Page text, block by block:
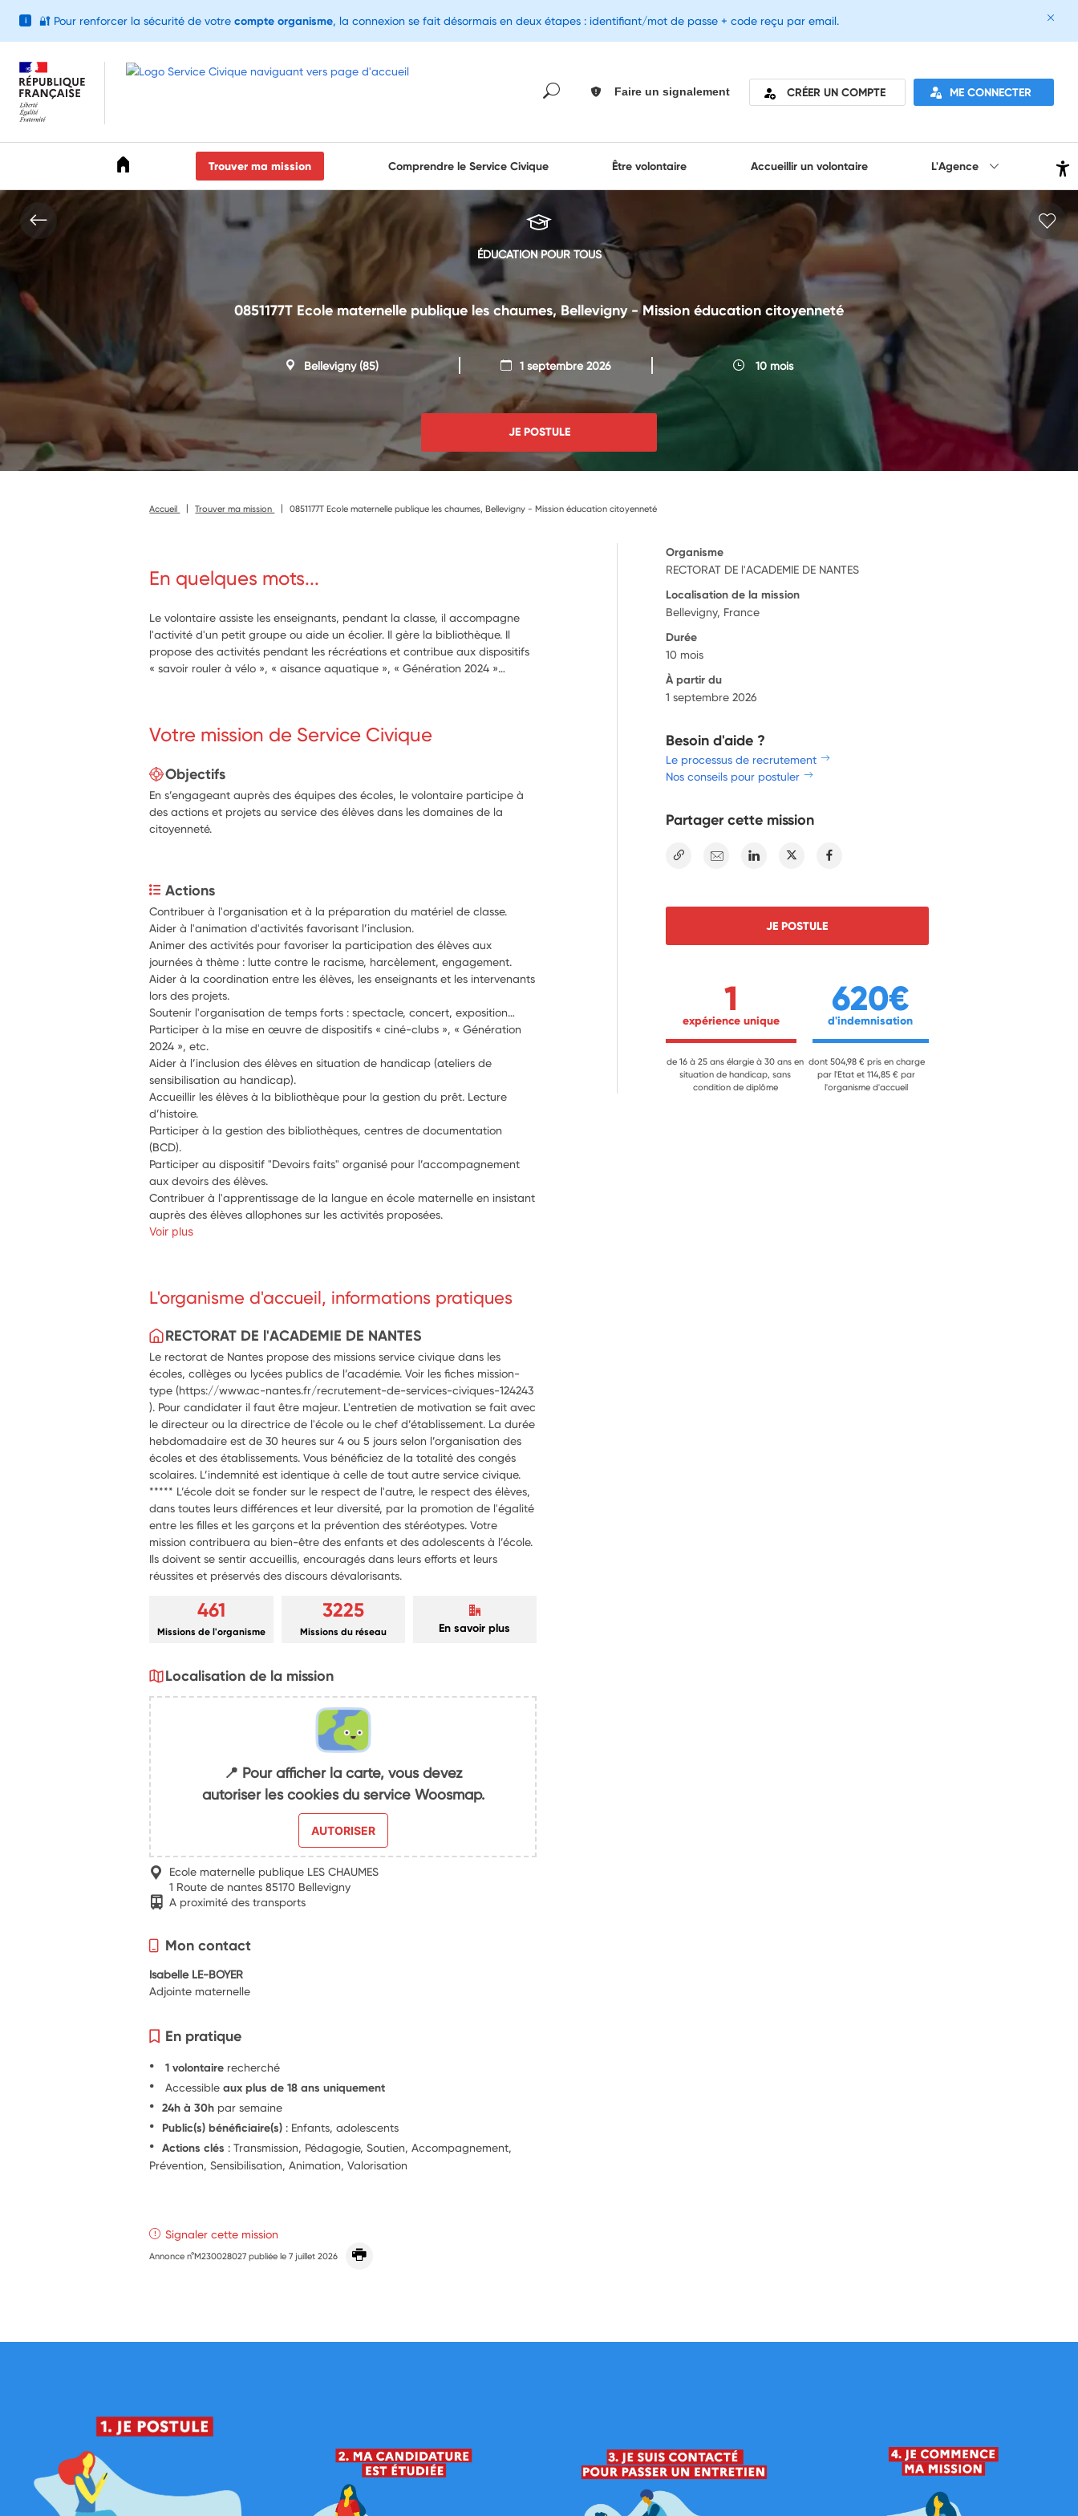
Faire un signalement CRÉER UN COMPTE ME CONNECTER
Trouver ma mission Comprendre le Service Civique Être volontaire Accueillir un volontaire L'Agence
ÉDUCATION POUR TOUS
0851177T Ecole maternelle publique les chaumes, Bellevigny - Mission éducation citoyenneté
Bellevigny(85) 1 septembre 2026 10 mois
JE POSTULE
Accueil Trouver ma mission 0851177T Ecole maternelle publique les chaumes, Bellevigny - Mission éducation citoyenneté
En quelques mots...
Le volontaire assiste les enseignants, pendant la classe, il accompagne
l'activité d'un petit groupe ou aide un écolier. Il gère la bibliothèque. Il
propose des activités pendant les récréations et contribue aux dispositifs
« savoir rouler à vélo », « aisance aquatique », « Génération 2024 »…
Votre mission de Service Civique
Objectifs
En s’engageant auprès des équipes des écoles, le volontaire participe à
des actions et projets au service des élèves dans les domaines de la
citoyenneté.
Actions
Contribuer à l'organisation et à la préparation du matériel de classe.
Aider à l'animation d'activités favorisant l’inclusion.
Animer des activités pour favoriser la participation des élèves aux
journées à thème : lutte contre le racisme, harcèlement, engagement.
Aider à la coordination entre les élèves, les enseignants et les intervenants
Soutenir l'organisation de temps forts : spectacle, concert, exposition…
Participer à la mise en œuvre de dispositifs « ciné-clubs », « Génération
2024 », etc.
Aider à l’inclusion des élèves en situation de handicap (ateliers de
sensibilisation au handicap).
Accueillir les élèves à la bibliothèque pour la gestion du prêt. Lecture
d’histoire.
Participer à la gestion des bibliothèques, centres de documentation
(BCD).
Participer au dispositif "Devoirs faits" organisé pour l’accompagnement
aux devoirs des élèves.
Contribuer à l'apprentissage de la langue en école maternelle en insistant
auprès des élèves allophones sur les activités proposées.
Voir plus
L'organisme d'accueil, informations pratiques
RECTORAT DE l'ACADEMIE DE NANTES
Le rectorat de Nantes propose des missions service civique dans les
écoles, collèges ou lycées publics de l’académie. Voir les fiches mission-
type (https://www.ac-nantes.fr/recrutement-de-services-civiques-124243
). Pour candidater il faut être majeur. L'entretien de motivation se fait avec
le directeur ou la directrice de l'école ou le chef d’établissement. La durée
hebdomadaire est de 30 heures sur 4 ou 5 jours selon l’organisation des
écoles et des établissements. Vous bénéficiez de la totalité des congés
scolaires. L’indemnité est identique à celle de tout autre service civique.
***** L’école doit se fonder sur le respect de l'autre, le respect des élèves,
dans toutes leurs différences et leur diversité, par la promotion de l'égalité
entre les filles et les garçons et la prévention des stéréotypes. Votre
mission contribuera au bien-être des enfants et des adolescents à l’école.
Ils doivent se sentir accueillis, encouragés dans leurs efforts et leurs
réussites et préservés des discours dévalorisants.
461
Missions de l'organisme
3225
Missions du réseau En savoir plus
Localisation de la mission
📍 Pour afficher la carte, vous devez
autoriser les cookies du service Woosmap.
AUTORISER
Ecole maternelle publique LES CHAUMES
1 Route de nantes 85170 Bellevigny
A proximité des transports
Mon contact
Isabelle LE-BOYER
Adjointe maternelle
En pratique
1 volontaire recherché
Accessibleaux plus de 18 ans uniquement
24h à 30h par semaine
Public(s) bénéficiaire(s) : Enfants, adolescents
Actions clés : Transmission, Pédagogie, Soutien, Accompagnement,
Prévention, Sensibilisation, Animation, Valorisation
Signaler cette mission
Annonce n°M230028027 publiée le7 juillet 2026
Organisme
RECTORAT DE l'ACADEMIE DE NANTES
Localisation de la mission
Bellevigny, France
Durée
10 mois
À partir du
1 septembre 2026
Besoin d'aide ?
Le processus de recrutement
Nos conseils pour postuler
Partager cette mission
E-mail Linkedin Twitter
JE POSTULE
1
expérience unique
de 16 à 25 ans élargie à 30 ans en
situation de handicap, sans
condition de diplôme
620€
d'indemnisation
dont 504,98 € pris en charge
par l'Etat et 114,85 € par
l'organisme d'accueil
i 🔐 Pour renforcer la sécurité de votre compte organisme, la connexion se fait désormais en deux étapes : identifiant/mot de passe + code reçu par email.